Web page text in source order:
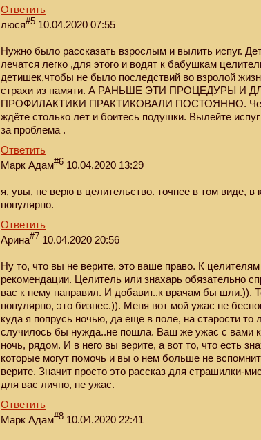
Ответить
люся#5 10.04.2020 07:55
Нужно было рассказать взрослым и вылить испуг.
лечатся легко ,для этого и водят к бабушкам
детишек,чтобы не было последствий во взролой
страхи из памяти. А РАНЬШЕ ЭТИ ПРОЦЕДУРЫ И
ПРОФИЛАКТИКИ ПРАКТИКОВАЛИ ПОСТОЯННО.
ждёте столько лет и боитесь подушки. Вылейте
за проблема .
Ответить
Марк Адам#6 10.04.2020 13:29
я, увы, не верю в целительство. точнее в том виде, в
популярно.
Ответить
Арина#7 10.04.2020 20:56
Ну то, что вы не верите, это ваше право. К
рекомендации. Целитель или знахарь обязательно
вас к нему направил. И добавит..к врачам бы шли.)).
популярно, это бизнес.)). Меня вот мой ужас не
куда я попрусь ночью, да еще в поле, на старости то
случилось бы нужда..не пошла. Ваш же ужас с вами
ночь, рядом. И в него вы верите, а вот то, что есть
которые могут помочь и вы о нем больше не
верите. Значит просто это рассказ для страшилки-
для вас лично, не ужас.
Ответить
Марк Адам#8 10.04.2020 22:41